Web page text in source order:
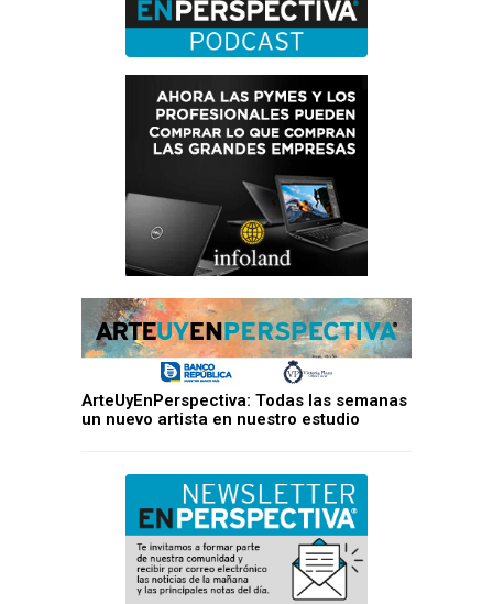
ArteUyEnPerspectiva: Todas las semanas
un nuevo artista en nuestro estudio